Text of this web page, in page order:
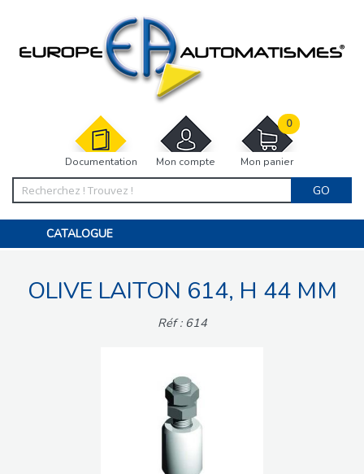
Documentation Mon compte Mon panier
0
GO
CATALOGUE
MOTORISATIONS
ACCESSOIRES ET ELECTRONIQUES
INTERPHONES VISIOPHONES
OLIVE LAITON 614, H 44 MM
Réf : 614